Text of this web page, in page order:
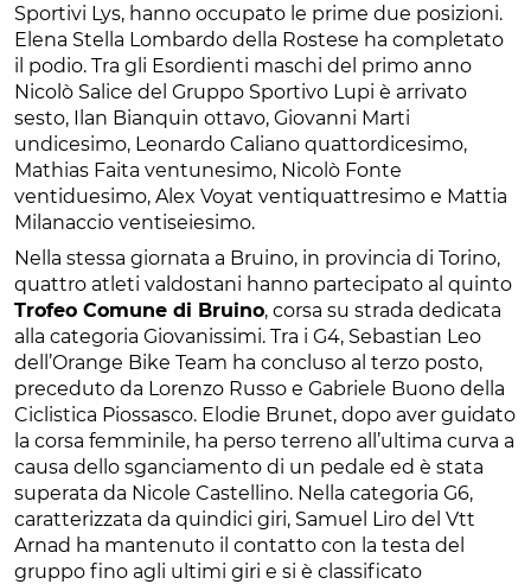
Sportivi Lys, hanno occupato le prime due posizioni.
Elena Stella Lombardo della Rostese ha completato
il podio. Tra gli Esordienti maschi del primo anno
Nicolò Salice del Gruppo Sportivo Lupi è arrivato
sesto, Ilan Bianquin ottavo, Giovanni Marti
undicesimo, Leonardo Caliano quattordicesimo,
Mathias Faita ventunesimo, Nicolò Fonte
ventiduesimo, Alex Voyat ventiquattresimo e Mattia
Milanaccio ventiseiesimo.
Nella stessa giornata a Bruino, in provincia di Torino,
quattro atleti valdostani hanno partecipato al quinto
Trofeo Comune di Bruino, corsa su strada dedicata
alla categoria Giovanissimi. Tra i G4, Sebastian Leo
dell’Orange Bike Team ha concluso al terzo posto,
preceduto da Lorenzo Russo e Gabriele Buono della
Ciclistica Piossasco. Elodie Brunet, dopo aver guidato
la corsa femminile, ha perso terreno all’ultima curva a
causa dello sganciamento di un pedale ed è stata
superata da Nicole Castellino. Nella categoria G6,
caratterizzata da quindici giri, Samuel Liro del Vtt
Arnad ha mantenuto il contatto con la testa del
gruppo fino agli ultimi giri e si è classificato